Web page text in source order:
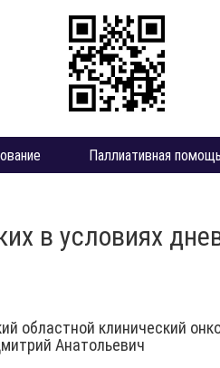
Паллиативная помощь
в условиях
областной клинический
Анатольевич